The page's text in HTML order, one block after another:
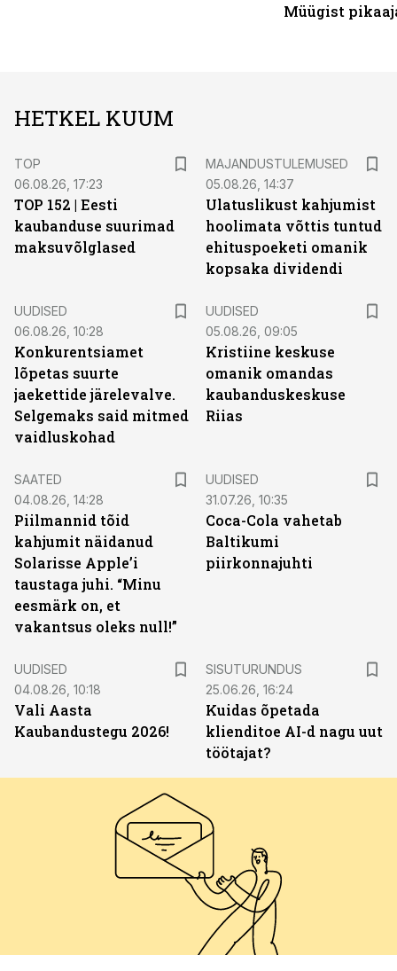
Müügist
HETKEL KUUM
TOP
06.08.26, 17:23
TOP 152 | Eesti
kaubanduse suurimad
maksuvõlglased
MAJANDUSTULEMUSED
05.08.26, 14:37
Ulatuslikust kahjumist
hoolimata võttis tuntud
ehituspoeketi omanik
kopsaka dividendi
UUDISED
06.08.26, 10:28
Konkurentsiamet
lõpetas suurte
jaekettide järelevalve.
Selgemaks said mitmed
vaidluskohad
UUDISED
05.08.26, 09:05
Kristiine keskuse
omanik omandas
kaubanduskeskuse
Riias
SAATED
04.08.26, 14:28
Piilmannid tõid
kahjumit näidanud
Solarisse Apple’i
taustaga juhi. “Minu
eesmärk on, et
vakantsus oleks null!”
UUDISED
31.07.26, 10:35
Coca-Cola vahetab
Baltikumi
piirkonnajuhti
UUDISED
04.08.26, 10:18
Vali Aasta
Kaubandustegu 2026!
SISUTURUNDUS
25.06.26, 16:24
Kuidas õpetada
klienditoe AI-d nagu uut
töötajat?